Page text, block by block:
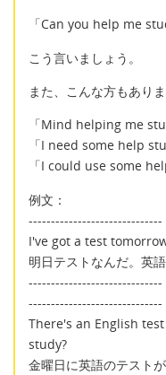
「Can you help me
こう言いましょう。
また、こんな方もあり
「Mind helping me
「I need some help
「I could use some
例文：
------------------------------
I've got a test
明日テストなんだ。英
------------------------------
------------------------------
There's an English
study?
金曜日に英語のテスト